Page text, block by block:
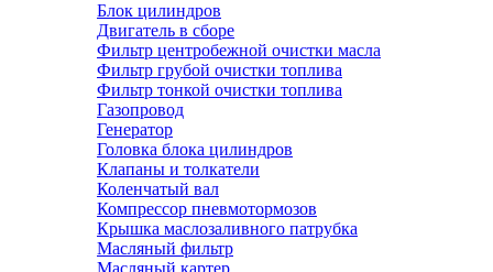
Блок цилиндров
Двигатель в сборе
Фильтр центробежной очистки масла
Фильтр грубой очистки топлива
Фильтр тонкой очистки топлива
Газопровод
Генератор
Головка блока цилиндров
Клапаны и толкатели
Коленчатый вал
Компрессор пневмотормозов
Крышка маслозаливного патрубка
Масляный фильтр
Масляный картер